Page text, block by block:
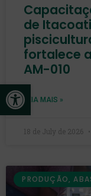
Open toolbar
de
fortalece
AM-010
LEIA MAIS »
18 de July de 2026
PRODUÇÃO,